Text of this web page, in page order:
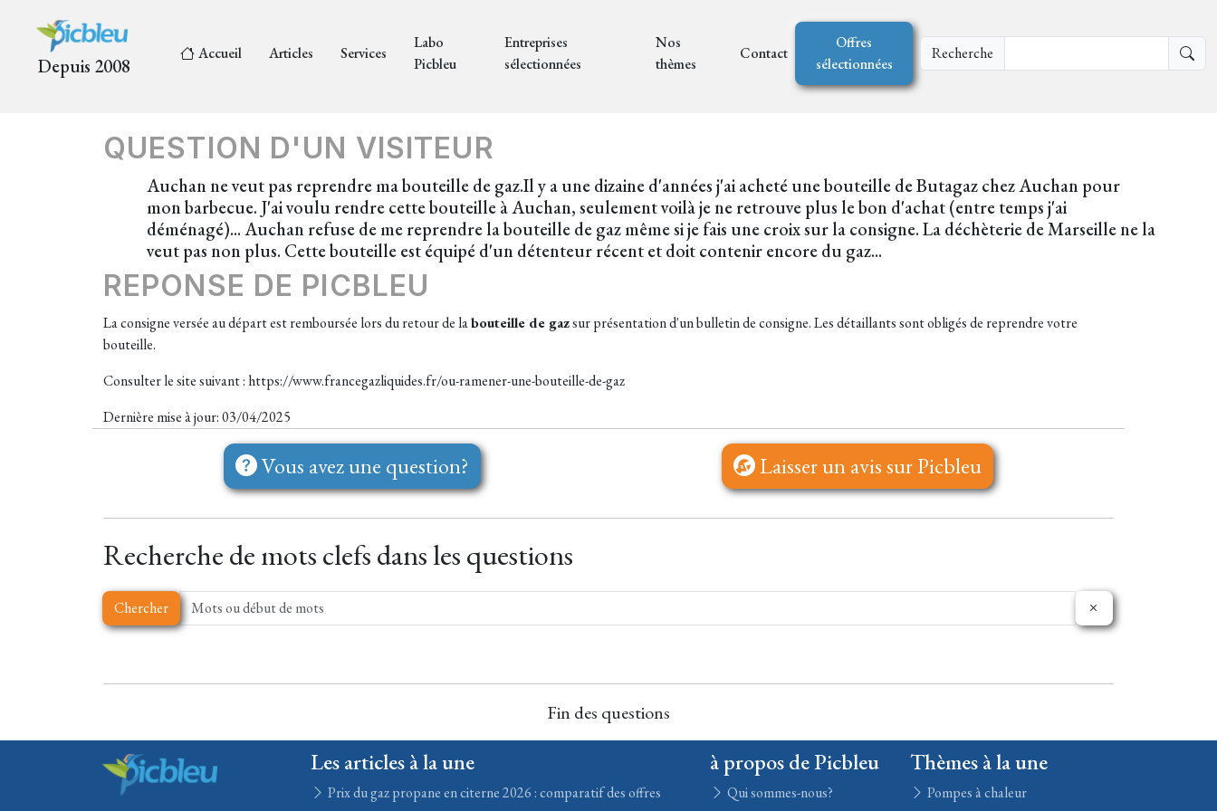
Depuis 2008
Accueil Articles Services
Labo
Picbleu
Entreprises
sélectionnées
Nos
thèmes
Contact
Offres
sélectionnées
Recherche
QUESTION D'UN VISITEUR
Auchan ne veut pas reprendre ma bouteille de gaz.Il y a une dizaine d'années j'ai acheté une bouteille de Butagaz chez Auchan pour
mon barbecue. J'ai voulu rendre cette bouteille à Auchan, seulement voilà je ne retrouve plus le bon d'achat (entre temps j'ai
déménagé)... Auchan refuse de me reprendre la bouteille de gaz même si je fais une croix sur la consigne. La déchèterie de Marseille ne la
veut pas non plus. Cette bouteille est équipé d'un détenteur récent et doit contenir encore du gaz...
REPONSE DE PICBLEU
La consigne versée au départ est remboursée lors du retour de labouteille de gazsur présentation d'un bulletin de consigne.Les détaillants sont obligés de reprendre votre
bouteille.
Consulter le site suivant : https://www.francegazliquides.fr/ou-ramener-une-bouteille-de-gaz
Dernière mise à jour: 03/04/2025
Vous avez une question? Laisser un avis sur Picbleu
Recherche de mots clefs dans les questions
Chercher
Fin des questions
Les articles à la une
Prix du gaz propane en citerne 2026 : comparatif des offres
à propos de Picbleu
Qui sommes-nous?
Thèmes à la une
Pompes à chaleur